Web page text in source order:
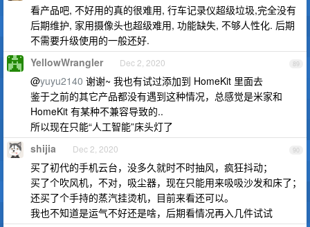
看产品吧, 不好用的真的很难用, 行车记录仪超级垃圾,完全没有
后期维护, 家用摄像头也超级难用, 功能缺失, 不够人性化. 后期
不需要升级使用的一般还好.
89
YellowWrangler Dec 2, 2020
@yuyu2140 谢谢~ 我也有试过添加到 HomeKit 里面去
鉴于之前的其它产品都没有遇到这种情况，总感觉是米家和
HomeKit 有某种不兼容导致的..
所以现在只能“人工智能”床头灯了
90
shijia Dec 2, 2020
买了初代的手机云台，没多久就时不时抽风，疯狂抖动；
买了个吹风机，不对，吸尘器，现在只能用来吸吸沙发和床了；
还买了个手持的蒸汽挂烫机，目前来看还可以。
我也不知道是运气不好还是啥，后期看情况再入几件试试